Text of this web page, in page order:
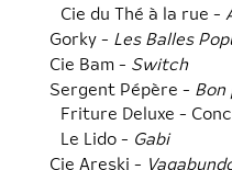
Cie du Thé à la rue -
Gorky - Les Balles
Cie Bam - Switch
Sergent Pépère -
Friture Deluxe -
Le Lido - Gabi
Cie Areski -